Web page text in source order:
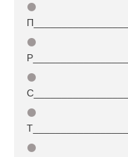
⚫
П_________________
⚫
Р_________________
⚫
С_________________
⚫
Т_________________
⚫